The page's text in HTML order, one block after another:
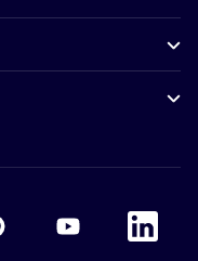
PinterestAccor Youtube
Accor